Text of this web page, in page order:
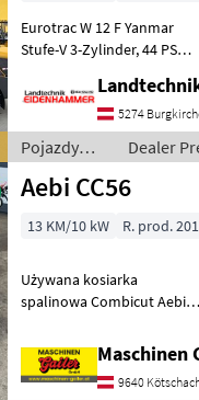
Eurotrac W 12 F Yanmar
Stufe-V 3-Zylinder, 44 PS
Eigengewicht 2620 kg
Hubhöhe 290 cm Bauhöhe
233 cm Radladerbreite 150
cm Joystick-Steue
5274
Pojazdy
silnikowe
rolnicze /
Dealer
Aebi CC56
13 KM/10 kW R. prod.
Używana kosiarka
spalinowa Combicut Aebi
Honda GX390 o mocy 13
1-cylindrowy * Oddzielny
napęd hydrostatyczny na
9640